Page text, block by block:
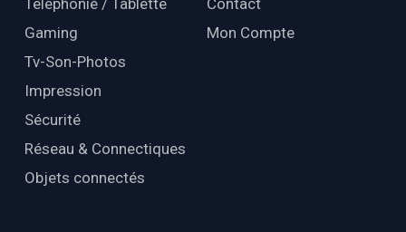
Gaming
Tv-Son-Photos
Impression
Sécurité
Réseau & Connectiques
Objets connectés
Mon Compte